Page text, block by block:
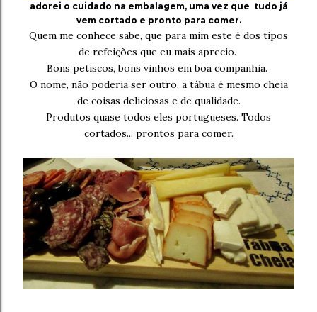
adorei o cuidado na embalagem, uma vez que tudo já
vem cortado e pronto para comer.
Quem me conhece sabe, que para mim este é dos tipos
de refeições que eu mais aprecio.
Bons petiscos, bons vinhos em boa companhia.
O nome, não poderia ser outro, a tábua é mesmo cheia
de coisas deliciosas e de qualidade.
Produtos quase todos eles portugueses. Todos
cortados... prontos para comer.